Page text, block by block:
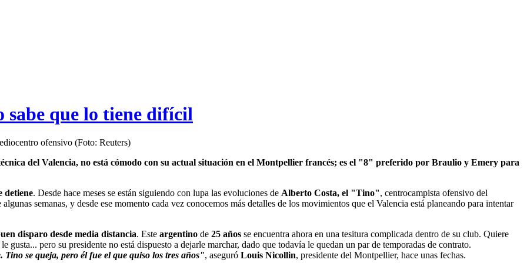
que lo tiene difícil
ofensivo (Foto: Reuters)
del Valencia, no está cómodo con su actual situación en el Montpellier francés; es el "8" preferido por Braulio y Emery para
detiene. Desde hace meses se están siguiendo con lupa las evoluciones de Alberto Costa, el "Tino", centrocampista ofensivo del
semanas, y desde ese momento cada vez conocemos más detalles de los movimientos que el Valencia está planeando para intentar
disparo desde media distancia. Este argentino de 25 años se encuentra ahora en una tesitura complicada dentro de su club. Quiere
gusta... pero su presidente no está dispuesto a dejarle marchar, dado que todavía le quedan un par de temporadas de contrato.
se queja, pero él fue el que quiso los tres años", aseguró Louis Nicollin, presidente del Montpellier, hace unas fechas.